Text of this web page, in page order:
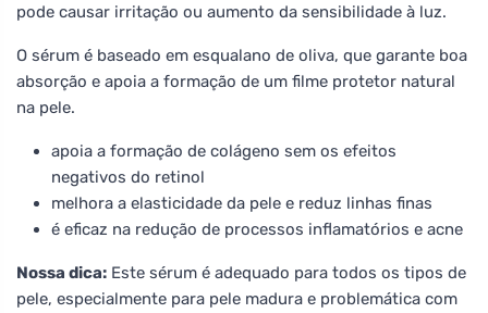
pode causar irritação ou aumento da sensibilidade à luz.
O sérum é baseado em esqualano de oliva, que garante boa
absorção e apoia a formação de um filme protetor natural
na pele.
apoia a formação de colágeno sem os efeitos
negativos do retinol
melhora a elasticidade da pele e reduz linhas finas
é eficaz na redução de processos inflamatórios e acne
Nossa dica: Este sérum é adequado para todos os tipos de
pele, especialmente para pele madura e problemática com